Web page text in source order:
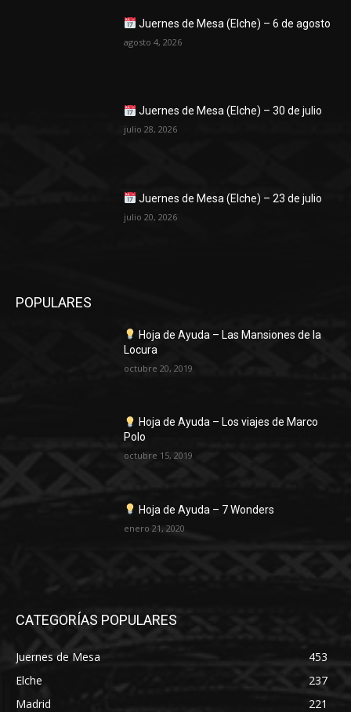
Juernes de Mesa (Elche) – 6 de agosto
agosto 4, 2026
Juernes de Mesa (Elche) – 30 de julio
julio 28, 2026
Juernes de Mesa (Elche) – 23 de julio
julio 20, 2026
POPULARES
Hoja de Ayuda – Las Mansiones de la
Locura
octubre 20, 2019
Hoja de Ayuda – Los viajes de Marco
Polo
octubre 15, 2019
Hoja de Ayuda – 7 Wonders
enero 21, 2020
CATEGORÍAS POPULARES
Juernes de Mesa
453
Elche
237
Madrid
221